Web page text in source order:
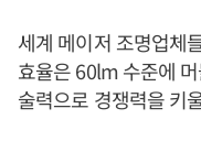
세계 메이저 조명업체
효율은 60lm 수준에
술력으로 경쟁력을 키